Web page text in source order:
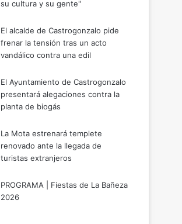
su cultura y su gente"
El alcalde de Castrogonzalo pide
frenar la tensión tras un acto
vandálico contra una edil
El Ayuntamiento de Castrogonzalo
presentará alegaciones contra la
planta de biogás
La Mota estrenará templete
renovado ante la llegada de
turistas extranjeros
PROGRAMA | Fiestas de La Bañeza
2026